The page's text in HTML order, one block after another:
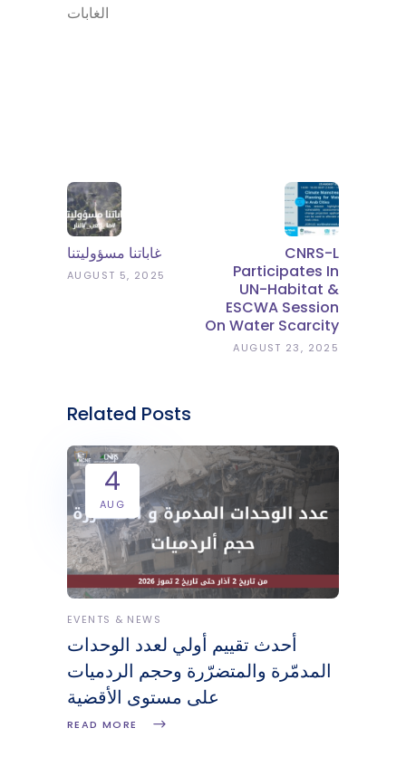
الغابات
غاباتنا مسؤوليتنا
AUGUST 5, 2025
CNRS-L
Participates In
UN-Habitat &
ESCWA Session
On Water Scarcity
AUGUST 23, 2025
Related Posts
4
AUG
EVENTS & NEWS
أحدث تقييم أولي لعدد الوحدات
المدمّرة والمتضرّرة وحجم الردميات
على مستوى الأقضية
READ MORE